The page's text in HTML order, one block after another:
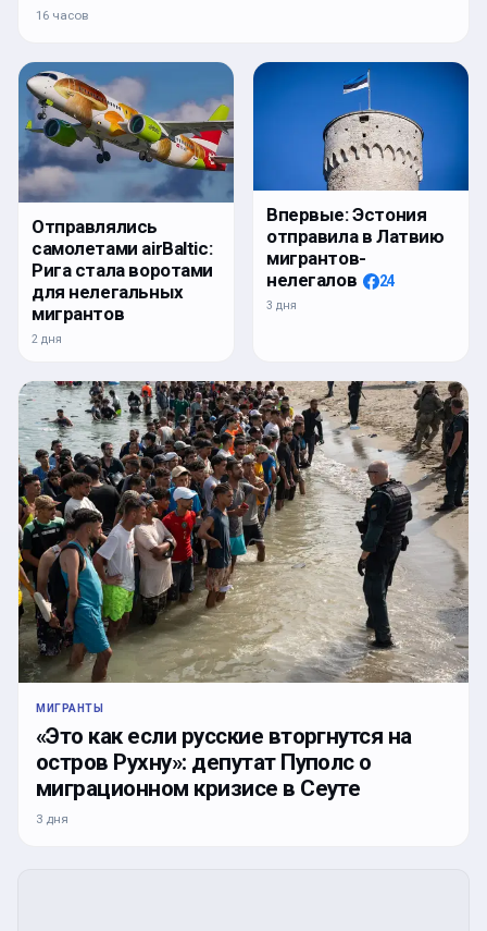
16 часов
Отправлялись
самолетами airBaltic:
Рига стала воротами
для нелегальных
мигрантов
2 дня
Впервые: Эстония
отправила в Латвию
мигрантов-
нелегалов
24
3 дня
МИГРАНТЫ
«Это как если русские вторгнутся на
остров Рухну»: депутат Пуполс о
миграционном кризисе в Сеуте
3 дня